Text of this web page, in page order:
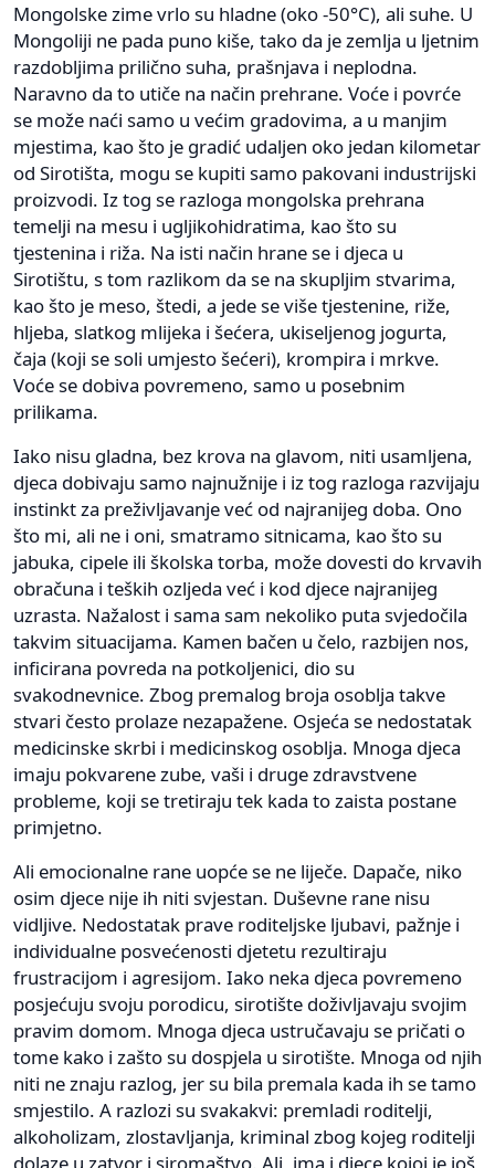
Mongolske zime vrlo su hladne (oko -50°C), ali suhe. U
Mongoliji ne pada puno kiše, tako da je zemlja u ljetnim
razdobljima prilično suha, prašnjava i neplodna.
Naravno da to utiče na način prehrane. Voće i povrće
se može naći samo u većim gradovima, a u manjim
mjestima, kao što je gradić udaljen oko jedan kilometar
od Sirotišta, mogu se kupiti samo pakovani industrijski
proizvodi. Iz tog se razloga mongolska prehrana
temelji na mesu i ugljikohidratima, kao što su
tjestenina i riža. Na isti način hrane se i djeca u
Sirotištu, s tom razlikom da se na skupljim stvarima,
kao što je meso, štedi, a jede se više tjestenine, riže,
hljeba, slatkog mlijeka i šećera, ukiseljenog jogurta,
čaja (koji se soli umjesto šećeri), krompira i mrkve.
Voće se dobiva povremeno, samo u posebnim
prilikama.
Iako nisu gladna, bez krova na glavom, niti usamljena,
djeca dobivaju samo najnužnije i iz tog razloga razvijaju
instinkt za preživljavanje već od najranijeg doba. Ono
što mi, ali ne i oni, smatramo sitnicama, kao što su
jabuka, cipele ili školska torba, može dovesti do krvavih
obračuna i teških ozljeda već i kod djece najranijeg
uzrasta. Nažalost i sama sam nekoliko puta svjedočila
takvim situacijama. Kamen bačen u čelo, razbijen nos,
inficirana povreda na potkoljenici, dio su
svakodnevnice. Zbog premalog broja osoblja takve
stvari često prolaze nezapažene. Osjeća se nedostatak
medicinske skrbi i medicinskog osoblja. Mnoga djeca
imaju pokvarene zube, vaši i druge zdravstvene
probleme, koji se tretiraju tek kada to zaista postane
primjetno.
Ali emocionalne rane uopće se ne liječe. Dapače, niko
osim djece nije ih niti svjestan. Duševne rane nisu
vidljive. Nedostatak prave roditeljske ljubavi, pažnje i
individualne posvećenosti djetetu rezultiraju
frustracijom i agresijom. Iako neka djeca povremeno
posjećuju svoju porodicu, sirotište doživljavaju svojim
pravim domom. Mnoga djeca ustručavaju se pričati o
tome kako i zašto su dospjela u sirotište. Mnoga od njih
niti ne znaju razlog, jer su bila premala kada ih se tamo
smjestilo. A razlozi su svakakvi: premladi roditelji,
alkoholizam, zlostavljanja, kriminal zbog kojeg roditelji